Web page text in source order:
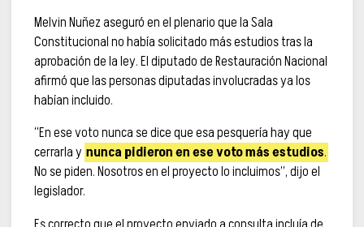
Melvin Nuñez aseguró en el plenario que la Sala
Constitucional no había solicitado más estudios tras la
aprobación de la ley. El diputado de Restauración Nacional
afirmó que las personas diputadas involucradas ya los
habían incluido.
“En ese voto nunca se dice que esa pesquería hay que
cerrarla y nunca pidieron en ese voto más estudios.
No se piden. Nosotros en el proyecto lo incluimos”, dijo el
legislador.